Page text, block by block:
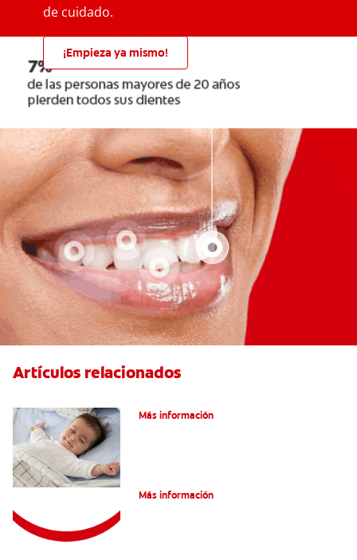
de cuidado.
¡Empieza ya mismo!
Artículos relacionados
Más información
Más información